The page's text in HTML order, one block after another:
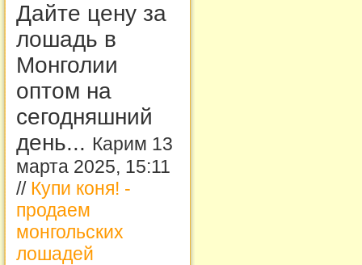
Дайте цену за
лошадь в
Монголии
оптом на
сегодняшний
день... Карим 13
марта 2025, 15:11
// Купи коня! -
продаем
монгольских
лошадей